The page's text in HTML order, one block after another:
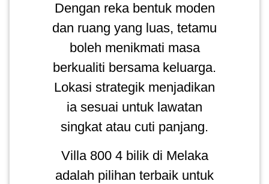
Dengan reka bentuk moden
dan ruang yang luas, tetamu
boleh menikmati masa
berkualiti bersama keluarga.
Lokasi strategik menjadikan
ia sesuai untuk lawatan
singkat atau cuti panjang.
Villa 800 4 bilik di Melaka
adalah pilihan terbaik untuk
PERNIAGAAN(41)
KENDERAAN(6)
ELEKTRONIK(5)
SUKAN/HOBI(2)